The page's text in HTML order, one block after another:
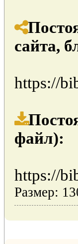
сайта,
https://
файл):
https://
Размер: